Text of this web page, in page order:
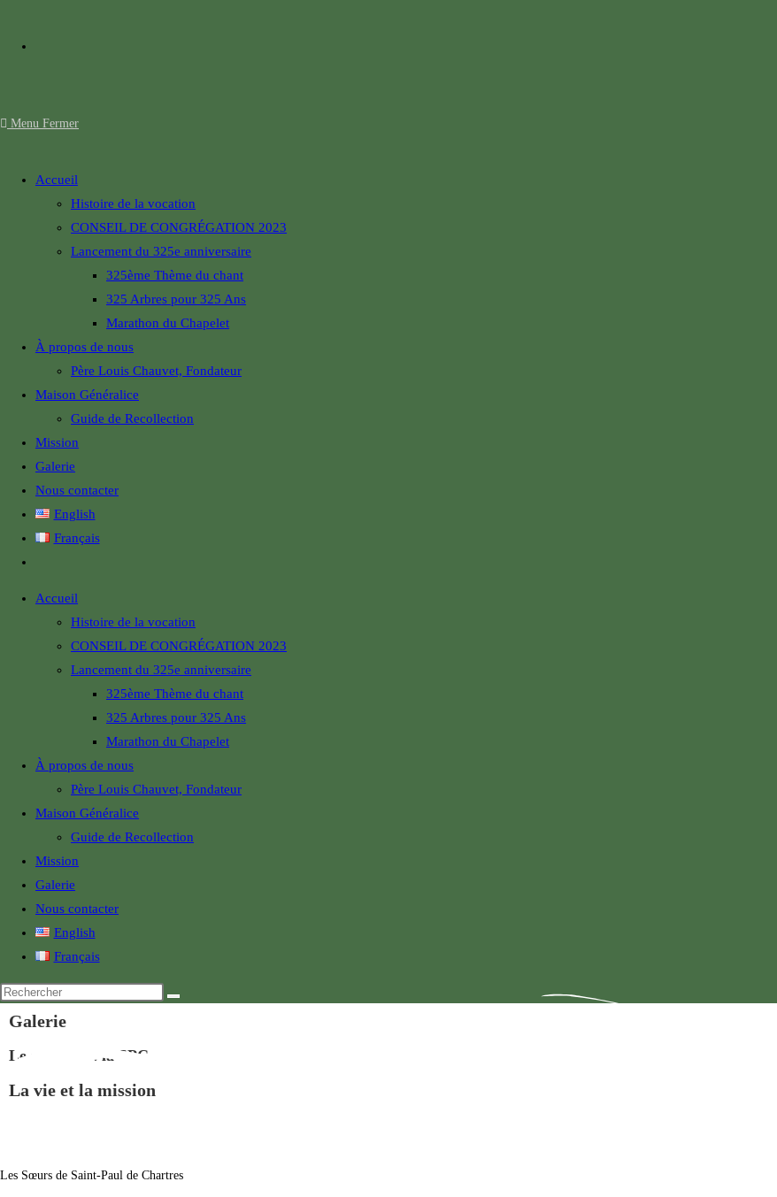
Menu Fermer
Accueil
Histoire de la vocation
CONSEIL DE CONGRÉGATION 2023
Lancement du 325e anniversaire
325ème Thème du chant
325 Arbres pour 325 Ans
Marathon du Chapelet
À propos de nous
Père Louis Chauvet, Fondateur
Maison Généralice
Guide de Recollection
Mission
Galerie
Nous contacter
English
Français
Accueil
Histoire de la vocation
CONSEIL DE CONGRÉGATION 2023
Lancement du 325e anniversaire
325ème Thème du chant
325 Arbres pour 325 Ans
Marathon du Chapelet
À propos de nous
Père Louis Chauvet, Fondateur
Maison Généralice
Guide de Recollection
Mission
Galerie
Nous contacter
English
Français
Galerie
Le monde de la SPC
La vie et la mission
Les Sœurs de Saint-Paul de Chartres